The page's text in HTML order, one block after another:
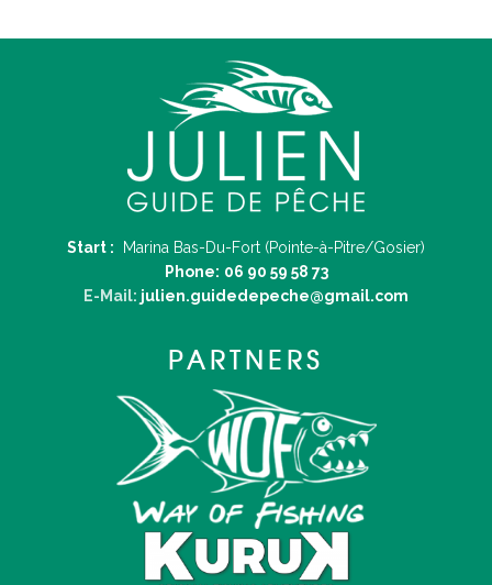
Start :
Marina Bas-Du-Fort (Pointe-à-Pitre/Gosier)
Phone: 06 90 59 58 73
E-Mail: julien.guidedepeche@gmail.com
PARTNERS